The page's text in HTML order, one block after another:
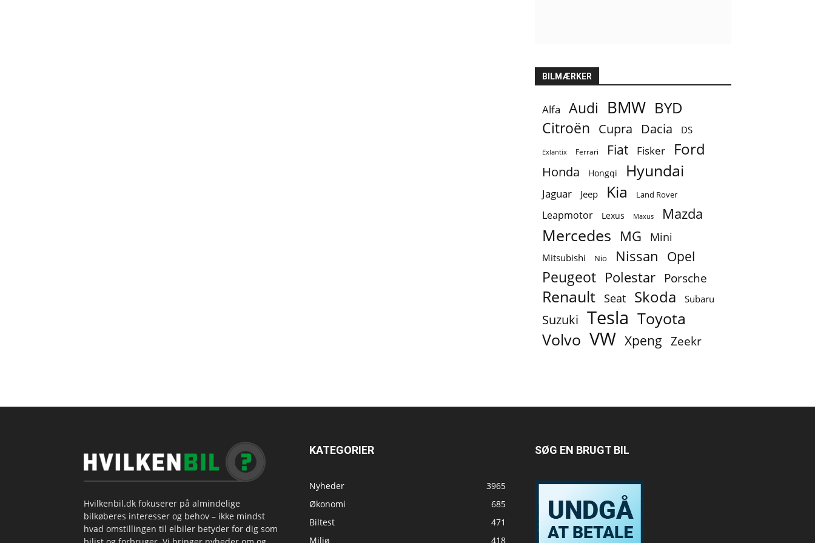
BILMÆRKER
Alfa Audi BMW BYD
Citroën Cupra Dacia DS
Exlantix Ferrari Fiat Fisker Ford
Honda Hongqi Hyundai
Jaguar Jeep Kia Land Rover
Leapmotor Lexus Maxus Mazda
Mercedes MG Mini
Mitsubishi Nio Nissan Opel
Peugeot Polestar Porsche
Renault Seat Skoda Subaru
Suzuki Tesla Toyota
Volvo VW Xpeng Zeekr
Hvilkenbil.dk fokuserer på almindelige
bilkøberes interesser og behov – ikke mindst
hvad omstillingen til elbiler betyder for dig som
KATEGORIER
Nyheder
3965
Økonomi
685
Biltest
471
Miljø
418
SØG EN BRUGT BIL